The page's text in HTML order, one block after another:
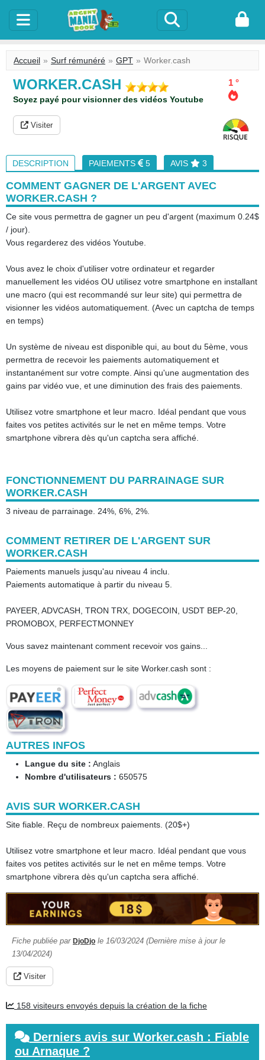
Accueil Surf rémunéré GPT Worker.cash
WORKER.CASH 1 °
Soyez payé pour visionner des vidéos Youtube
Visiter
DESCRIPTION PAIEMENTS 5 AVIS 3
COMMENT GAGNER DE L'ARGENT AVEC
WORKER.CASH ?
Ce site vous permettra de gagner un peu d'argent (maximum 0.24$
/ jour).
Vous regarderez des vidéos Youtube.
Vous avez le choix d'utiliser votre ordinateur et regarder
manuellement les vidéos OU utilisez votre smartphone en installant
une macro (qui est recommandé sur leur site) qui permettra de
visionner les vidéos automatiquement. (Avec un captcha de temps
en temps)
Un système de niveau est disponible qui, au bout du 5ème, vous
permettra de recevoir les paiements automatiquement et
instantanément sur votre compte. Ainsi qu'une augmentation des
gains par vidéo vue, et une diminution des frais des paiements.
Utilisez votre smartphone et leur macro. Idéal pendant que vous
faites vos petites activités sur le net en même temps. Votre
smartphone vibrera dès qu'un captcha sera affiché.
FONCTIONNEMENT DU PARRAINAGE SUR
WORKER.CASH
3 niveau de parrainage. 24%, 6%, 2%.
COMMENT RETIRER DE L'ARGENT SUR
WORKER.CASH
Paiements manuels jusqu'au niveau 4 inclu.
Paiements automatique à partir du niveau 5.
PAYEER, ADVCASH, TRON TRX, DOGECOIN, USDT BEP-20,
PROMOBOX, PERFECTMONNEY
Vous savez maintenant comment recevoir vos gains...
Les moyens de paiement sur le site Worker.cash sont :
AUTRES INFOS
Langue du site : Anglais
Nombre d'utilisateurs : 650575
AVIS SUR WORKER.CASH
Site fiable. Reçu de nombreux paiements. (20$+)
Utilisez votre smartphone et leur macro. Idéal pendant que vous
faites vos petites activités sur le net en même temps. Votre
smartphone vibrera dès qu'un captcha sera affiché.
Fiche publiée par DjoDjo le 16/03/2024 (Dernière mise à jour le
13/04/2024)
Visiter
158 visiteurs envoyés depuis la création de la fiche
Derniers avis sur Worker.cash : Fiable
ou Arnaque ?